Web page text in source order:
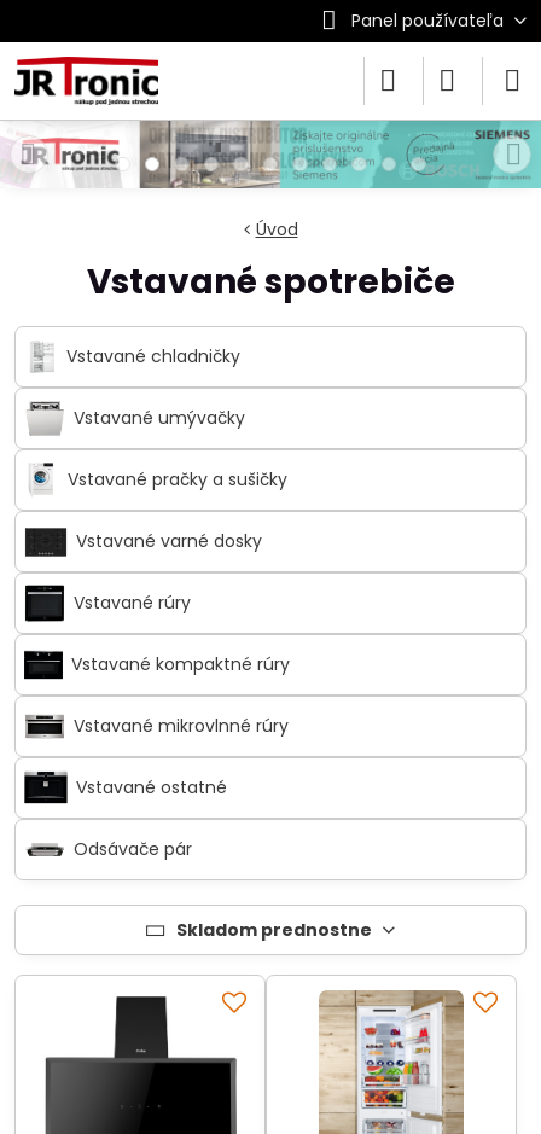
Panel používateľa
Úvod
Vstavané spotrebiče
Vstavané chladničky
Vstavané umývačky
Vstavané pračky a sušičky
Vstavané varné dosky
Vstavané rúry
Vstavané kompaktné rúry
Vstavané mikrovlnné rúry
Vstavané ostatné
Odsávače pár
Skladom prednostne